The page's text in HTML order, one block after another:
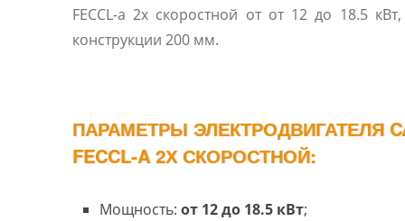
FECCL-a 2х скоростной от от 12 до 18.5
конструкции 200 мм.
ПАРАМЕТРЫ ЭЛЕКТРОДВИГАТЕЛЯ
FECCL-A 2Х СКОРОСТНОЙ:
Мощность: от 12 до 18.5 кВт;